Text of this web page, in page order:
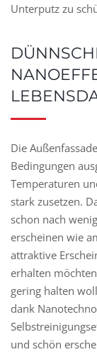
Unterputz zu
Die
Bedingungen
Temperaturen
stark zusetzen.
schon nach
erscheinen wie
attraktive
erhalten
gering halten
dank
und schön